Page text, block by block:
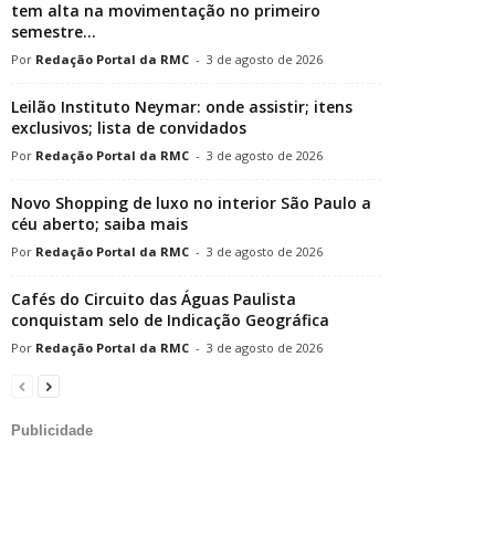
tem alta na movimentação no primeiro
semestre...
Redação Portal da RMC - 3 de agosto de 2026
Leilão Instituto Neymar: onde assistir; itens
exclusivos; lista de convidados
Redação Portal da RMC - 3 de agosto de 2026
Novo Shopping de luxo no interior São Paulo a
céu aberto; saiba mais
Redação Portal da RMC - 3 de agosto de 2026
Cafés do Circuito das Águas Paulista
conquistam selo de Indicação Geográfica
Redação Portal da RMC - 3 de agosto de 2026
Publicidade